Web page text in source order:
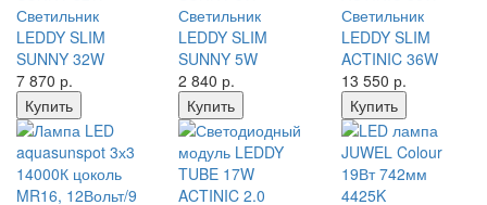
Светильник
LEDDY SLIM
SUNNY 32W
7 870 р.
Купить
Светильник
LEDDY SLIM
SUNNY 5W
2 840 р.
Купить
Светильник
LEDDY SLIM
ACTINIC 36W
13 550 р.
Купить